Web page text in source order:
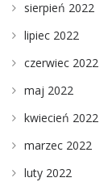
sierpień 2022
lipiec 2022
czerwiec 2022
maj 2022
kwiecień 2022
marzec 2022
luty 2022